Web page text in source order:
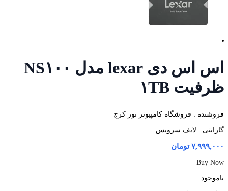
اس اس دی lexar مدل NS۱۰۰
ظرفیت ۱TB
فروشنده : فروشگاه کامپیوتر نور کرج
گارانتی : لایف سرویس
۷,۹۹۹,۰۰۰ تومان
Buy Now
ناموجود